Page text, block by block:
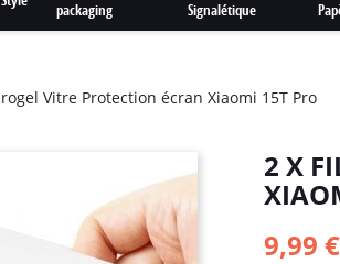
packaging
Signalétique
Vitre Protection écran Xiaomi 15T Pro
2 X
9,99 €